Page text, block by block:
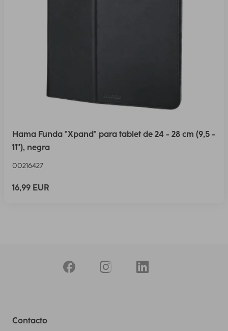
Hama Funda "Xpand" para tablet de 24 - 28 cm (9,5 -
11"), negra
00216427
16,99 EUR
Contacto